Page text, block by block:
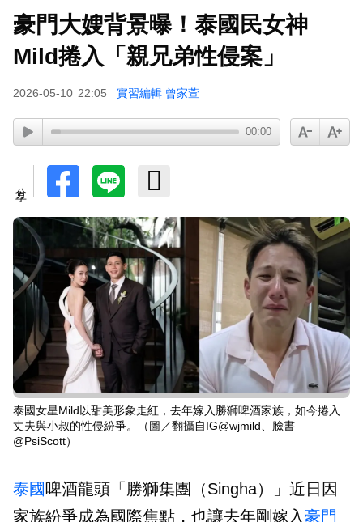
豪門大嫂背景曝！泰國民女神
Mild捲入「親兄弟性侵案」
2026-05-10 22:05 實習編輯 曾家萱
00:00
泰國女星Mild以甜美形象走紅，去年嫁入勝獅啤酒家族，如今捲入
丈夫與小叔的性侵紛爭。（圖／翻攝自IG@wjmild、臉書
@PsiScott）
泰國啤酒龍頭「勝獅集團（Singha）」近日因
家族紛爭成為國際焦點，也讓去年剛嫁入豪門